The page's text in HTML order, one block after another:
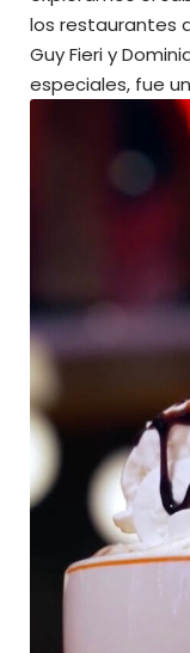
los restaurantes
Guy Fieri y
especiales, fue